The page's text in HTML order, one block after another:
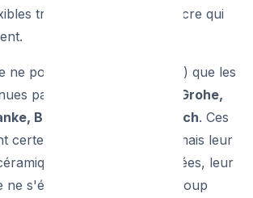
tressés de qualité médiocre qui
ne pose (et ne recommande) que les
par les professionnels :
Grohe,
Blanco ou Villeroy & Boch. Ces
certes plus cher à l'achat, mais leur
est garanti des années, leur
ne s'écaille pas au premier coup